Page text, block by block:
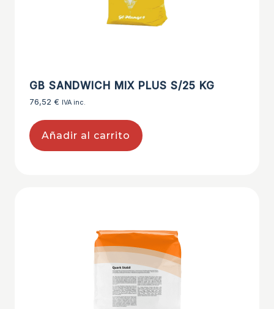
GB SANDWICH MIX PLUS S/25 KG
76,52 € IVA inc.
Añadir al carrito